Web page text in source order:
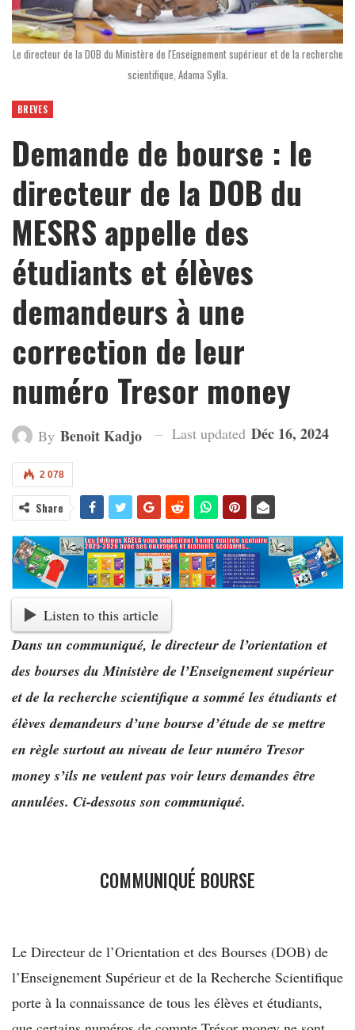
Le directeur de la DOB du Ministère de l'Enseignement supérieur et de la recherche
scientifique, Adama Sylla.
BREVES
Demande de bourse : le
directeur de la DOB du
MESRS appelle des
étudiants et élèves
demandeurs à une
correction de leur
numéro Tresor money
By Benoit Kadjo Last updated Déc 16, 2024
2 078
Share
Listen to this article
Dans un communiqué, le directeur de l’orientation et
des bourses du Ministère de l’Enseignement supérieur
et de la recherche scientifique a sommé les étudiants et
élèves demandeurs d’une bourse d’étude de se mettre
en règle surtout au niveau de leur numéro Tresor
money s’ils ne veulent pas voir leurs demandes être
annulées. Ci-dessous son communiqué.
COMMUNIQUÉ BOURSE
Le Directeur de l’Orientation et des Bourses (DOB) de
l’Enseignement Supérieur et de la Recherche Scientifique
porte à la connaissance de tous les élèves et étudiants,